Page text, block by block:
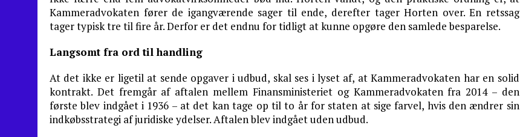
Kammeradvokaten fører de igangværende sager til ende, derefter tager Horten over. En retssag
tager typisk tre til fire år. Derfor er det endnu for tidligt at kunne opgøre den samlede besparelse.
Langsomt fra ord til handling
At det ikke er ligetil at sende opgaver i udbud, skal ses i lyset af, at Kammeradvokaten har en solid
kontrakt. Det fremgår af aftalen mellem Finansministeriet og Kammeradvokaten fra 2014 – den
første blev indgået i 1936 – at det kan tage op til to år for staten at sige farvel, hvis den ændrer sin
indkøbsstrategi af juridiske ydelser. Aftalen blev indgået uden udbud.